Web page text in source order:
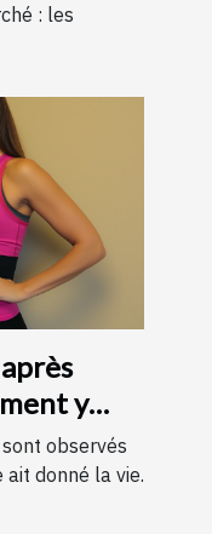
: les
y
observés
ait donné la vie.